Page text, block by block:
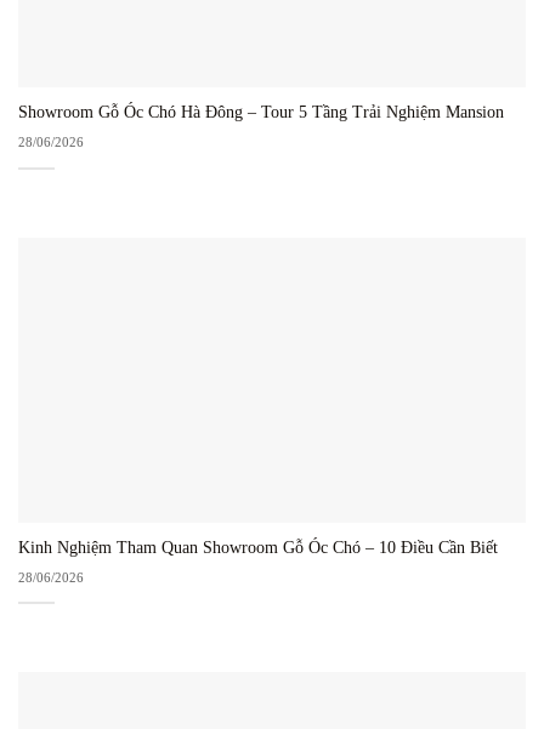
Showroom Gỗ Óc Chó Hà Đông – Tour 5 Tầng Trải Nghiệm Mansion
28/06/2026
Kinh Nghiệm Tham Quan Showroom Gỗ Óc Chó – 10 Điều Cần Biết
28/06/2026